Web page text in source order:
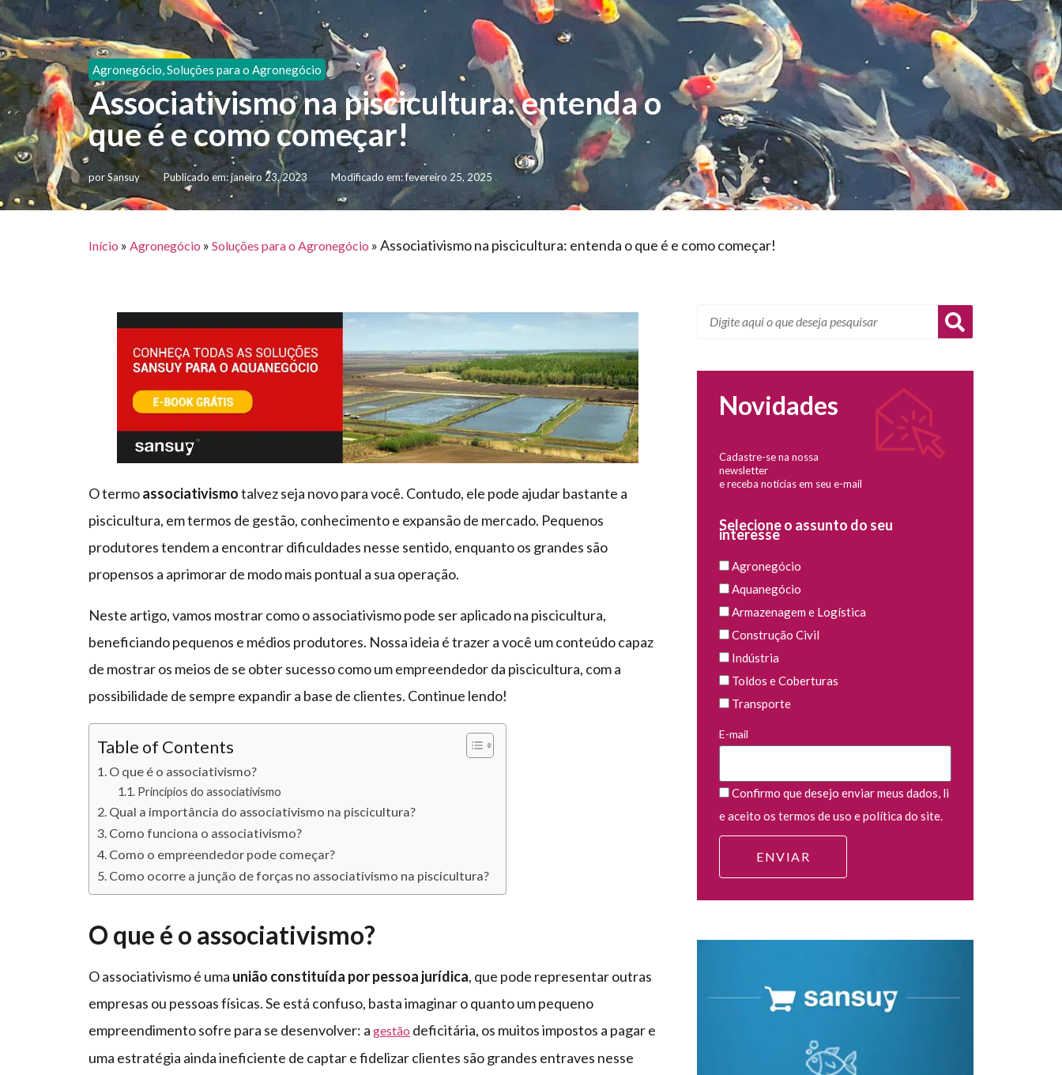
Agronegócio,Soluções para o Agronegócio
Associativismo na piscicultura: entenda o
que é e como começar!
porSansuy Publicado em:janeiro 23, 2023 Modificado em: fevereiro 25, 2025
Início » Agronegócio » Soluções para o Agronegócio »Associativismo na piscicultura: entenda o que é e como começar!
O termoassociativismotalvez seja novo para você. Contudo, ele pode ajudar bastante a
piscicultura, em termos de gestão, conhecimento e expansão de mercado. Pequenos
produtores tendem a encontrar dificuldades nesse sentido, enquanto os grandes são
propensos a aprimorar de modo mais pontual a sua operação.
Neste artigo, vamos mostrar como o associativismo pode ser aplicado na piscicultura,
beneficiando pequenos e médios produtores. Nossa ideia é trazer a você um conteúdo capaz
de mostrar os meios de se obter sucesso como um empreendedor da piscicultura, com a
possibilidade de sempre expandir a base de clientes. Continue lendo!
Table of Contents
O que é o associativismo?
Princípios do associativismo
Qual a importância do associativismo na piscicultura?
Como funciona o associativismo?
Como o empreendedor pode começar?
Como ocorre a junção de forças no associativismo na piscicultura?
O que é o associativismo?
O associativismo é uma união constituída por pessoa jurídica, que pode representar outras
empresas ou pessoas físicas. Se está confuso, basta imaginar o quanto um pequeno
empreendimento sofre para se desenvolver: a gestão deficitária, os muitos impostos a pagar e
uma estratégia ainda ineficiente de captar e fidelizar clientes são grandes entraves nesse
Novidades
Cadastre-se na nossa
newsletter
e receba notícias em seu e-mail
Selecione o assunto do seu
interesse
Agronegócio
Aquanegócio
Armazenagem e Logística
Construção Civil
Indústria
Toldos e Coberturas
Transporte
E-mail
Confirmo que desejo enviar meus dados, li
e aceito os termos de uso e política do site.